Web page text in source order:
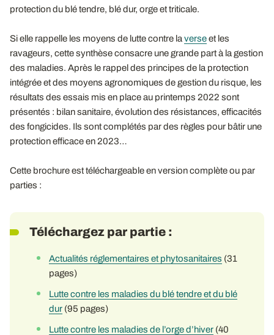
protection du blé tendre, blé dur, orge et triticale.
Si elle rappelle les moyens de lutte contre la verseet les
ravageurs, cette synthèse consacre une grande part à la gestion
des maladies. Après le rappel des principes de la protection
intégrée et des moyens agronomiques de gestion du risque, les
résultats des essais mis en place au printemps 2022 sont
présentés : bilan sanitaire, évolution des résistances, efficacités
des fongicides. Ils sont complétés par des règles pour bâtir une
protection efficace en 2023…
Cette brochure est téléchargeable en version complète ou par
parties :
Téléchargez par partie :
Actualités réglementaires et phytosanitaires (31
pages)
Lutte contre les maladies du blé tendre et du blé
dur (95 pages)
Lutte contre les maladies de l’orge d’hiver (40